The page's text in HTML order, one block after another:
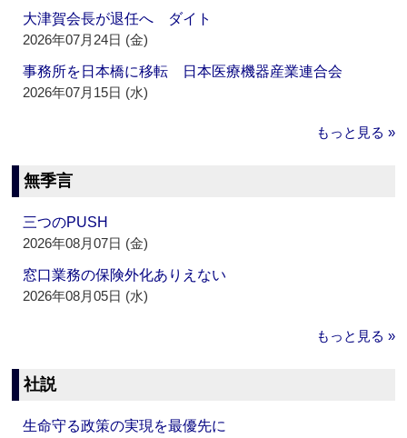
大津賀会長が退任へ ダイト
2026年07月24日 (金)
事務所を日本橋に移転 日本医療機器産業連合会
2026年07月15日 (水)
もっと見る »
無季言
三つのPUSH
2026年08月07日 (金)
窓口業務の保険外化ありえない
2026年08月05日 (水)
もっと見る »
社説
生命守る政策の実現を最優先に